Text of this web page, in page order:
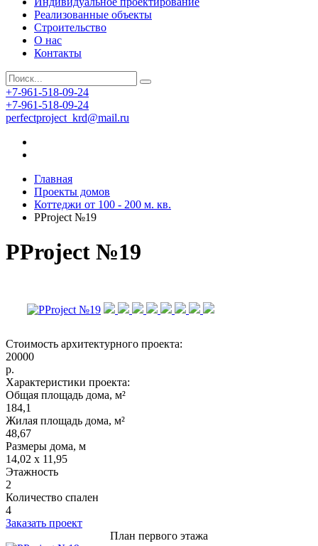
Реализованные объекты
Строительство
О нас
Контакты
+7-961-518-09-24
+7-961-518-09-24
perfectproject_krd@mail.ru
Главная
Проекты домов
Коттеджи от 100 - 200 м. кв.
PProject №19
PProject №19
Стоимость архитектурного проекта:
20000
р.
Характеристики проекта:
Общая площадь дома, м²
184,1
Жилая площадь дома, м²
48,67
Размеры дома, м
14,02 х 11,95
Этажность
2
Количество спален
4
Заказать проект
План первого этажа